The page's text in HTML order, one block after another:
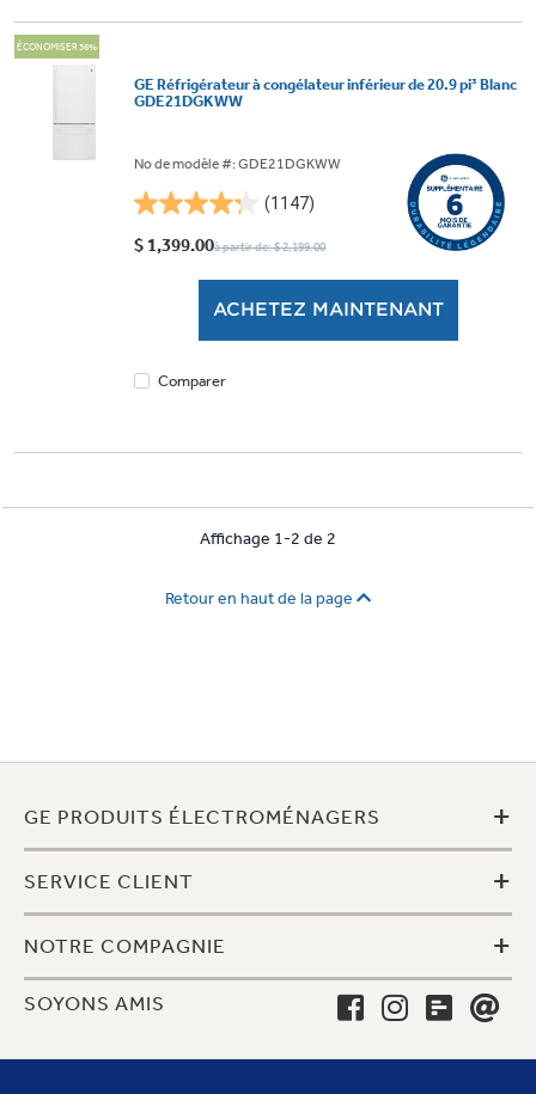
ÉCONOMISER 36%
GE Réfrigérateur à congélateur inférieur de 20.9 pi³ Blanc
GDE21DGKWW
No de modèle #: GDE21DGKWW
(1147)
4.3
étoile(s)
$ 1,399.00à partir de: $ 2,199.00
ACHETEZ MAINTENANT
Comparer
Affichage 1-2 de 2
Retour en haut de la page
GE PRODUITS ÉLECTROMÉNAGERS +
SERVICE CLIENT +
NOTRE COMPAGNIE +
SOYONS AMIS